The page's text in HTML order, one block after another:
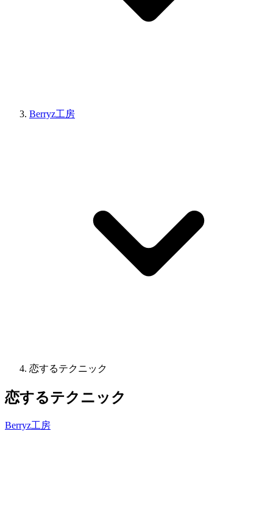
Berryz工房
恋するテクニック
恋するテクニック
Berryz工房